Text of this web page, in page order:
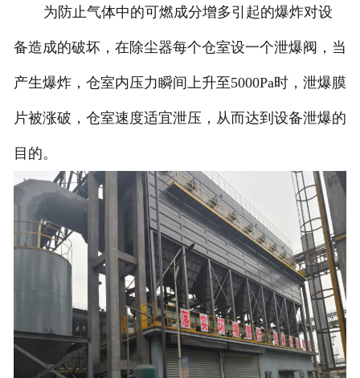
为防止气体中的可燃成分增多引起的爆炸对设
备造成的破坏，在除尘器每个仓室设一个泄爆阀，当
产生爆炸，仓室内压力瞬间上升至5000Pa时，泄爆膜
片被涨破，仓室速度适宜泄压，从而达到设备泄爆的
目的。